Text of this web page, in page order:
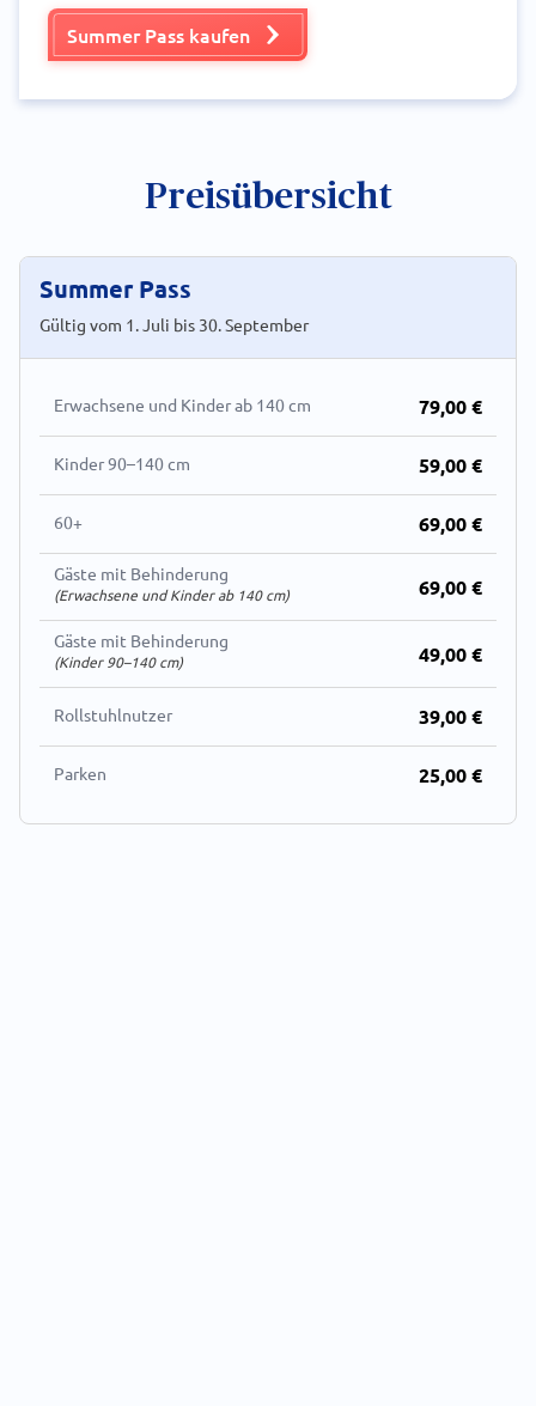
Summer Pass kaufen
Preisübersicht
Summer Pass
Gültig vom 1. Juli bis 30. September
Erwachsene und Kinder ab 140 cm 79,00 €
Kinder 90–140 cm 59,00 €
60+ 69,00 €
Gäste mit Behinderung
(Erwachsene und Kinder ab 140 cm) 69,00 €
Gäste mit Behinderung
(Kinder 90–140 cm) 49,00 €
Rollstuhlnutzer 39,00 €
Parken 25,00 €